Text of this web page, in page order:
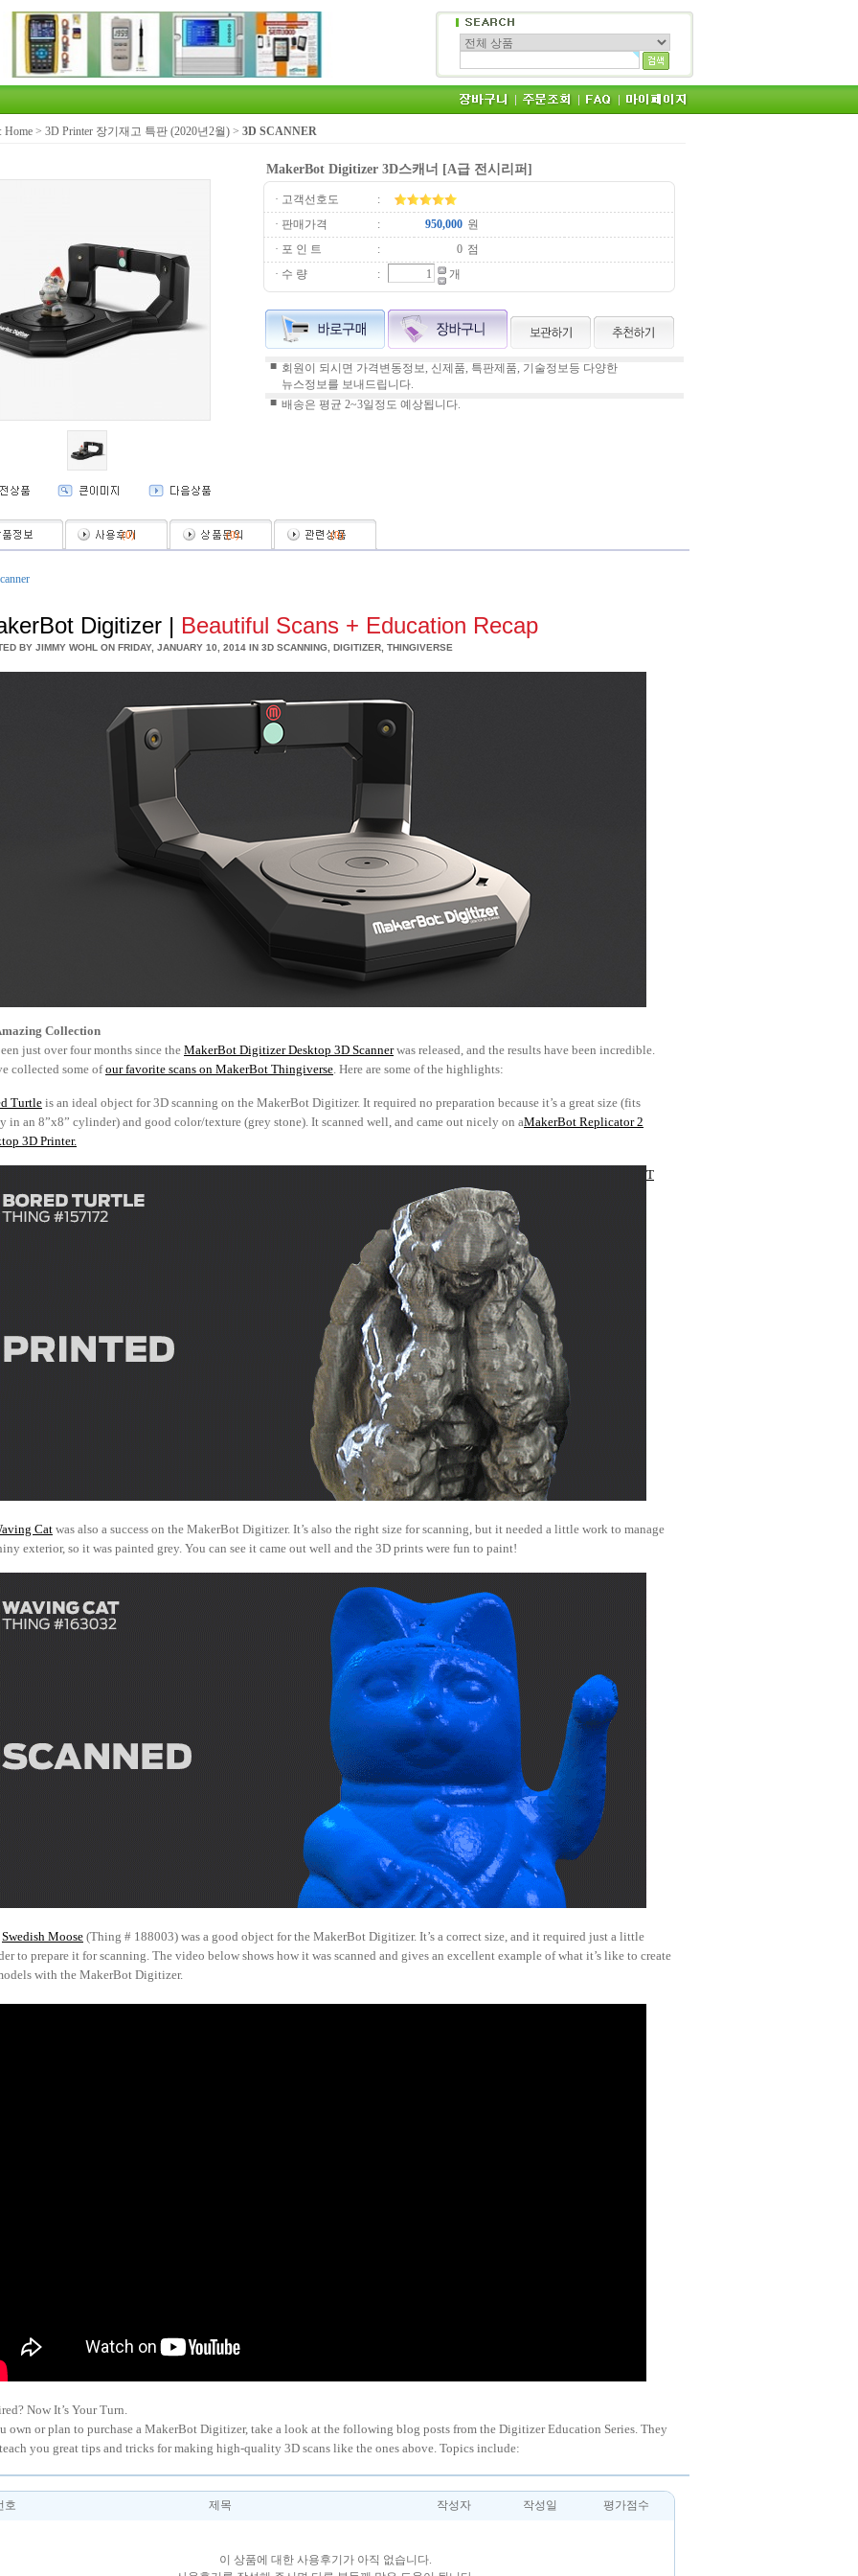
Home > 3D Printer 장기재고 특판 (2020년2월) > 3D SCANNER
MakerBot Digitizer 3D스캐너 [A급 전시리퍼]
· 고객선호도
:
· 판매가격
:
원
· 포 인 트
:
점
· 수 량
: 개
■ 회원이 되시면 가격변동정보, 신제품, 특판제품, 기술정보등 다양한
뉴스정보를 보내드립니다.
■ 배송은 평균 2~3일정도 예상됩니다.
(0) (0) (0)
Digitizer | Beautiful Scans + Education Recap
BY JIMMY WOHL ON FRIDAY, JANUARY 10, 2014 IN 3D SCANNING DIGITIZER THINGIVERSE
Collection
just over four months since the MakerBot Digitizer Desktop 3D Scanner was released, and the results have been incredible.
collected some of our favorite scans on MakerBot Thingiverse. Here are some of the highlights:
Turtle is an ideal object for 3D scanning on the MakerBot Digitizer. It required no preparation because it’s a great size (fits
in an 8”x8” cylinder) and good color/texture (grey stone). It scanned well, and came out nicely on aMakerBot Replicator 2
3D Printer.
T
Cat was also a success on the MakerBot Digitizer. It’s also the right size for scanning, but it needed a little work to manage
exterior, so it was painted grey. You can see it came out well and the 3D prints were fun to paint!
Swedish Moose (Thing # 188003) was a good object for the MakerBot Digitizer. It’s a correct size, and it required just a little
to prepare it for scanning. The video below shows how it was scanned and gives an excellent example of what it’s like to create
with the MakerBot Digitizer.
Now It’s Your Turn.
own or plan to purchase a MakerBot Digitizer, take a look at the following blog posts from the Digitizer Education Series. They
you great tips and tricks for making high-quality 3D scans like the ones above. Topics include:
호 제목 작성자 작성일 평가점수
이 상품에 대한 사용후기가 아직 없습니다.